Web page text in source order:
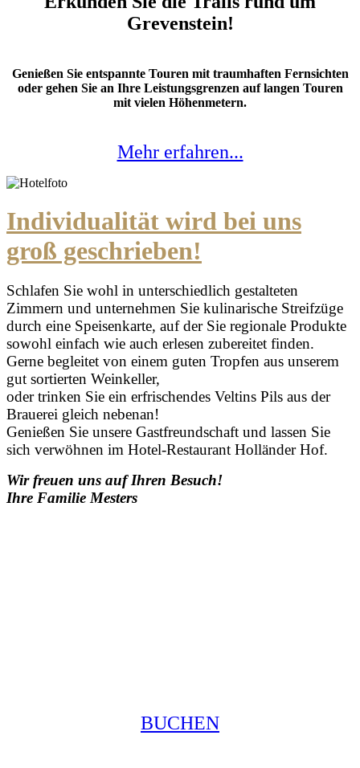
Grevenstein!
Genießen Sie entspannte Touren mit traumhaften Fernsichten
oder gehen Sie an Ihre Leistungsgrenzen auf langen Touren
mit vielen Höhenmetern.
Mehr erfahren...
Individualität wird bei uns
groß geschrieben!
Schlafen Sie wohl in unterschiedlich gestalteten
Zimmern und unternehmen Sie kulinarische Streifzüge
durch eine Speisenkarte, auf der Sie regionale Produkte
sowohl einfach wie auch erlesen zubereitet finden.
Gerne begleitet von einem guten Tropfen aus unserem
gut sortierten Weinkeller,
oder trinken Sie ein erfrischendes Veltins Pils aus der
Brauerei gleich nebenan!
Genießen Sie unsere Gastfreundschaft und lassen Sie
sich verwöhnen im Hotel-Restaurant Holländer Hof.
Wir freuen uns auf Ihren Besuch!
Ihre Familie Mesters
BUCHEN